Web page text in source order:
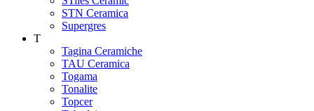
STN Ceramica
Supergres
T
Tagina Ceramiche
TAU Ceramica
Togama
Tonalite
Topcer